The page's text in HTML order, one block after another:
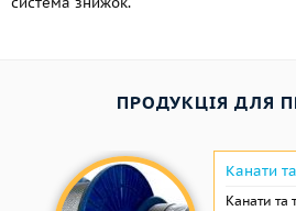
ПРОДУКЦІЯ ДЛЯ
Канати
Канати та